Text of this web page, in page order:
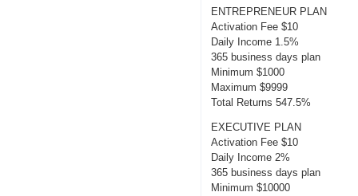
ENTREPRENEUR PLAN
Activation Fee $10
Daily Income 1.5%
365 business days plan
Minimum $1000
Maximum $9999
Total Returns 547.5%
EXECUTIVE PLAN
Activation Fee $10
Daily Income 2%
365 business days plan
Minimum $10000